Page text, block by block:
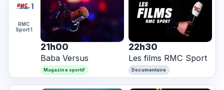
RMC
Sport 1
21h00
Baba Versus
Magazine sportif
22h30
Les films RMC Sport
Documentaire